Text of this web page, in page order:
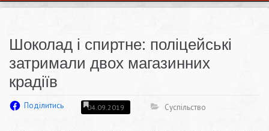
Шоколад і спиртне: поліцейські
затримали двох магазинних
крадіїв
Поділитись 04.09.2019 Суспільство